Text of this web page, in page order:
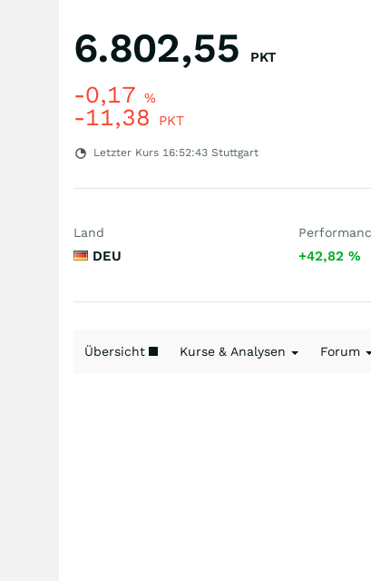
6.802,55 PKT
-0,17 %
-11,38 PKT
Letzter Kurs 16:52:43 Stuttgart
Land
DEU +42,82 %
Übersicht Kurse & Analysen Forum